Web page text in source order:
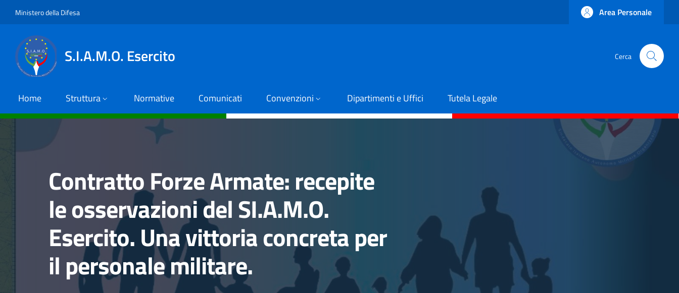
Ministero della Difesa Area Personale
S.I.A.M.O. Esercito Cerca
Home Struttura Normative Comunicati Convenzioni Dipartimenti e Uffici Tutela Legale
Contratto Forze Armate: recepite
le osservazioni del SI.A.M.O.
Esercito. Una vittoria concreta per
il personale militare.